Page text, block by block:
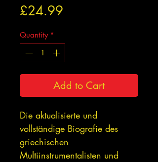
£24.99
Quantity *
Add to Cart
Die aktualisierte und
vollständige Biografie des
griechischen
Multiinstrumentalisten und